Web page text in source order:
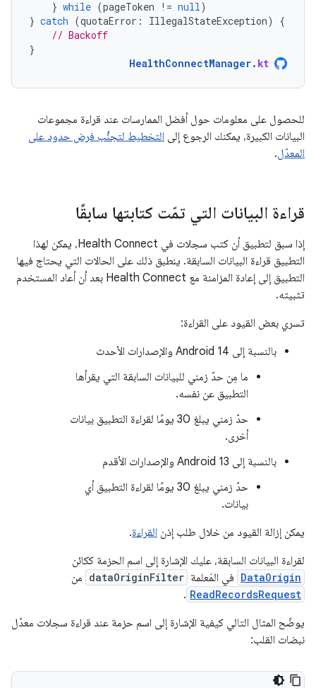
} while (pageToken != null)
} catch (quotaError : IllegalStateException)
{
// Backoff
}
HealthConnectManager. kt
للحصول على معلومات حول أفضل الممارسات عند قراءة مجموعات
البيانات الكبيرة، يمكنك الرجوع إلى التخطيط لتجنُّب فرض حدود على
المعدّل.
قراءة البيانات التي تمّت كتابتها سابقًا
إذا سبق لتطبيق أن كتب سجلات في Health Connect، يمكن لهذا
التطبيق قراءة البيانات السابقة. ينطبق ذلك على الحالات التي يحتاج فيها
التطبيق إلى إعادة المزامنة مع Health Connect بعد أن أعاد المستخدم
تثبيته.
تسري بعض القيود على القراءة:
بالنسبة إلى Android 14 والإصدارات الأحدث
ما مِن حدّ زمني للبيانات السابقة التي يقرأها
التطبيق عن نفسه.
حدّ زمني يبلغ 30 يومًا لقراءة التطبيق بيانات
أخرى.
بالنسبة إلى Android 13 والإصدارات الأقدم
حدّ زمني يبلغ 30 يومًا لقراءة التطبيق أي
بيانات.
يمكن إزالة القيود من خلال طلب إذن القراءة.
لقراءة البيانات السابقة، عليك الإشارة إلى اسم الحزمة ككائن
DataOrigin في المَعلمة dataOriginFilter من
ReadRecordsRequest
.
يوضّح المثال التالي كيفية الإشارة إلى اسم حزمة عند قراءة سجلات معدّل
نبضات القلب: